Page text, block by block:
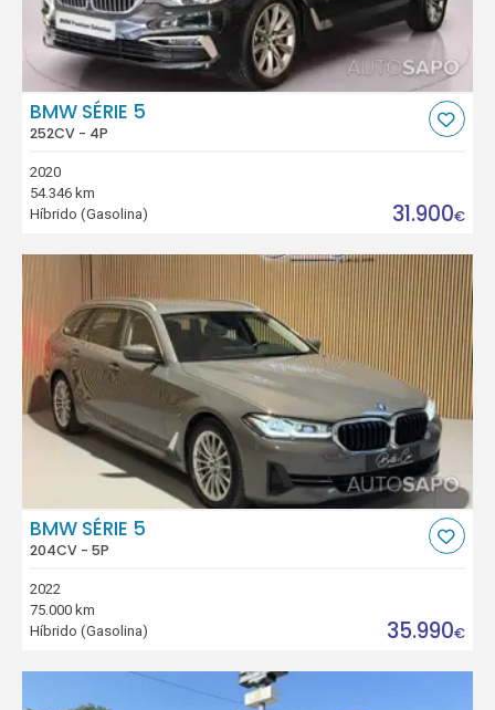
BMW SÉRIE 5
252CV - 4P
2020
54.346 km
Híbrido (Gasolina)
31.900€
BMW SÉRIE 5
204CV - 5P
2022
75.000 km
Híbrido (Gasolina)
35.990€